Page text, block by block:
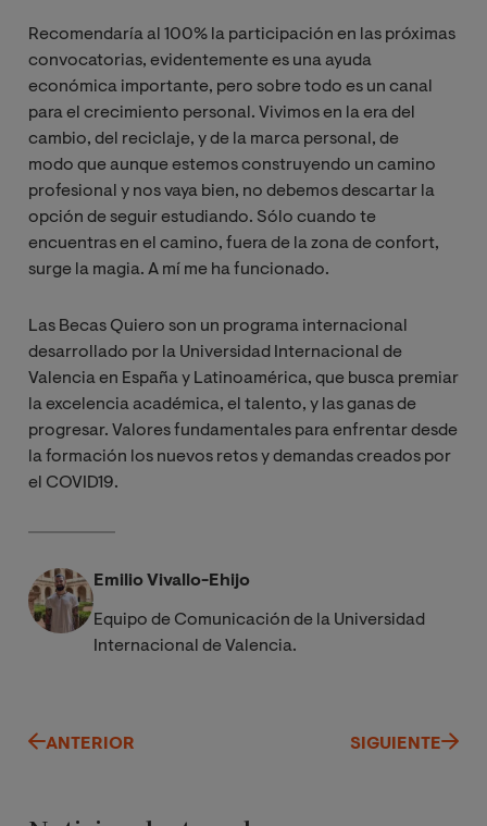
Recomendaría al 100% la participación en las próximas
convocatorias, evidentemente es una ayuda
económica importante, pero sobre todo es un canal
para el crecimiento personal. Vivimos en la era del
cambio, del reciclaje, y de la marca personal, de
modo que aunque estemos construyendo un camino
profesional y nos vaya bien, no debemos descartar la
opción de seguir estudiando. Sólo cuando te
encuentras en el camino, fuera de la zona de confort,
surge la magia. A mí me ha funcionado.
Las Becas Quiero son un programa internacional
desarrollado por la Universidad Internacional de
Valencia en España y Latinoamérica, que busca premiar
la excelencia académica, el talento, y las ganas de
progresar. Valores fundamentales para enfrentar desde
la formación los nuevos retos y demandas creados por
el COVID19.
Emilio Vivallo-Ehijo
Equipo de Comunicación de la Universidad
Internacional de Valencia.
ANTERIOR SIGUIENTE